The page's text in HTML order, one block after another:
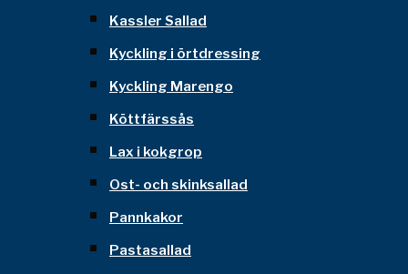
Kassler Sallad
Kyckling i örtdressing
Kyckling Marengo
Köttfärssås
Lax i kokgrop
Ost- och skinksallad
Pannkakor
Pastasallad